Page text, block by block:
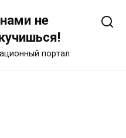
не
портал